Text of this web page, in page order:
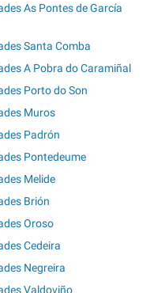
As Pontes de García
Santa Comba
A Pobra do Caramiñal
Porto do Son
Muros
Padrón
Pontedeume
Melide
Brión
Oroso
Cedeira
Negreira
Valdoviño